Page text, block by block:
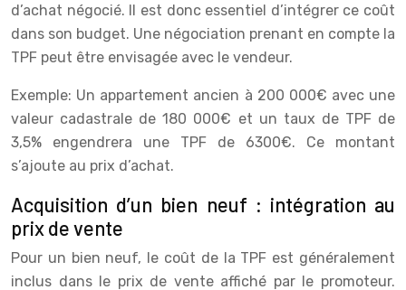
d’achat négocié. Il est donc essentiel d’intégrer ce coût
dans son budget. Une négociation prenant en compte la
TPF peut être envisagée avec le vendeur.
Exemple: Un appartement ancien à 200 000€ avec une
valeur cadastrale de 180 000€ et un taux de TPF de
3,5% engendrera une TPF de 6300€. Ce montant
s’ajoute au prix d’achat.
Acquisition d’un bien neuf : intégration au
prix de vente
Pour un bien neuf, le coût de la TPF est généralement
inclus dans le prix de vente affiché par le promoteur.